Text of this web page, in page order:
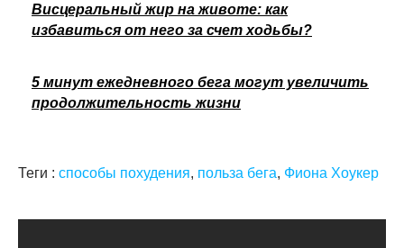
Висцеральный жир на животе: как
избавиться от него за счет ходьбы?
5 минут ежедневного бега могут увеличить
продолжительность жизни
Теги : способы похудения, польза бега, Фиона Хоукер